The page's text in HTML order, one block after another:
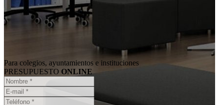
Para colegios, ayuntamientos e instituciones
PRESUPUESTO ONLINE